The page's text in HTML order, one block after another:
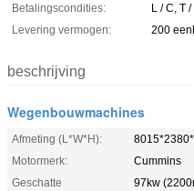
Betalingscondities:
L / C, T /
Levering vermogen:
200
beschrijving
Wegenbouwmachines
Afmeting (L*W*H):
Motormerk:
Cummins
Geschatte
97kw